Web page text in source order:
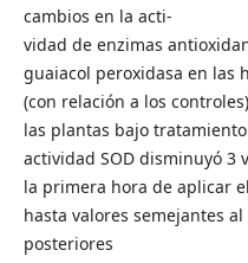
cambios en la acti-
vidad de enzimas
guaiacol peroxidasa en las
(con relación a los
las plantas bajo
actividad SOD disminuyó 3
la primera hora de aplicar
hasta valores semejantes
posteriores